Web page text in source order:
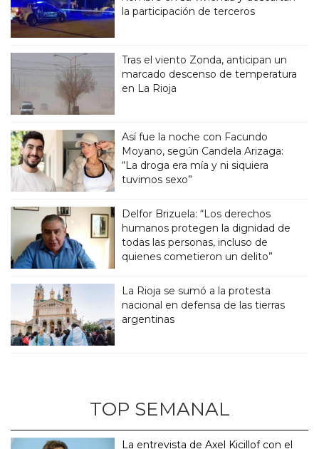
la participación de terceros
Tras el viento Zonda, anticipan un
marcado descenso de temperatura
en La Rioja
Así fue la noche con Facundo
Moyano, según Candela Arizaga:
“La droga era mía y ni siquiera
tuvimos sexo”
Delfor Brizuela: “Los derechos
humanos protegen la dignidad de
todas las personas, incluso de
quienes cometieron un delito”
La Rioja se sumó a la protesta
nacional en defensa de las tierras
argentinas
TOP SEMANAL
La entrevista de Axel Kicillof con el